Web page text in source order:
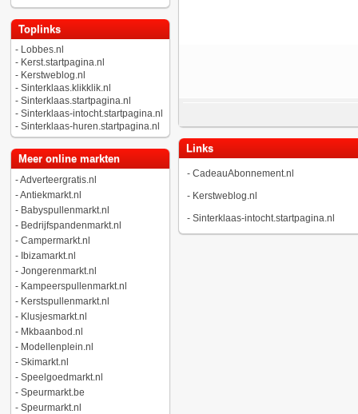
Toplinks
- Lobbes.nl
- Kerst.startpagina.nl
- Kerstweblog.nl
- Sinterklaas.klikklik.nl
- Sinterklaas.startpagina.nl
- Sinterklaas-intocht.startpagina.nl
- Sinterklaas-huren.startpagina.nl
Meer online markten
-Adverteergratis.nl
-Antiekmarkt.nl
- Babyspullenmarkt.nl
- Bedrijfspandenmarkt.nl
- Campermarkt.nl
- Ibizamarkt.nl
- Jongerenmarkt.nl
- Kampeerspullenmarkt.nl
- Kerstspullenmarkt.nl
- Klusjesmarkt.nl
- Mkbaanbod.nl
- Modellenplein.nl
- Skimarkt.nl
- Speelgoedmarkt.nl
- Speurmarkt.be
- Speurmarkt.nl
Links
- CadeauAbonnement.nl
- Kerstweblog.nl
- Sinterklaas-intocht.startpagina.nl